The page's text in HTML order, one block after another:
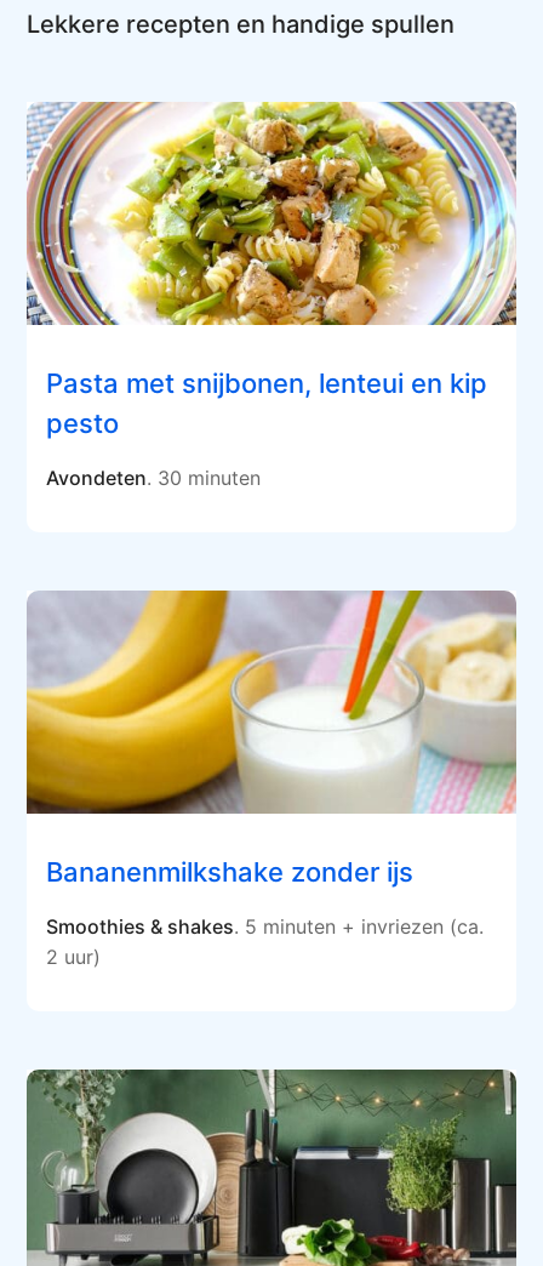
Lekkere recepten en handige spullen
Pasta met snijbonen, lenteui en kip
pesto
Avondeten. 30 minuten
Bananenmilkshake zonder ijs
Smoothies & shakes. 5 minuten + invriezen (ca.
2 uur)